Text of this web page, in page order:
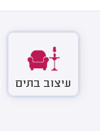
עיצוב בתים